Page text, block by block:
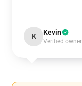
K Kevin
Verified owner